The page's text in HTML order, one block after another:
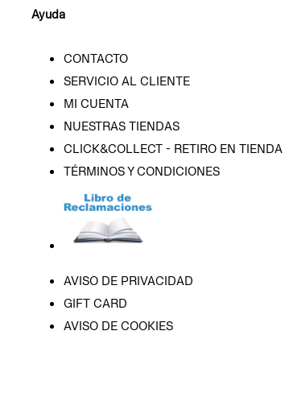
Ayuda
CONTACTO
SERVICIO AL CLIENTE
MI CUENTA
NUESTRAS TIENDAS
CLICK&COLLECT - RETIRO EN TIENDA
TÉRMINOS Y CONDICIONES
AVISO DE PRIVACIDAD
GIFT CARD
AVISO DE COOKIES